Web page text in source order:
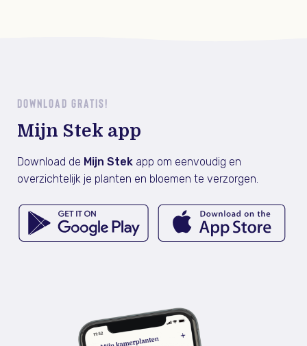
DOWNLOAD GRATIS!
Mijn Stek app
Download de Mijn Stek app om eenvoudig en
overzichtelijk je planten en bloemen te verzorgen.